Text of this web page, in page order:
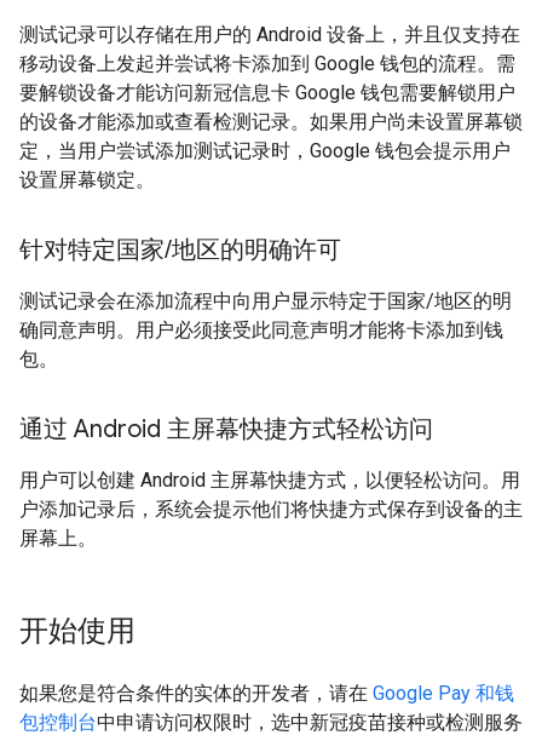
测试记录可以存储在用户的 Android 设备上，并且仅支持在
移动设备上发起并尝试将卡添加到 Google 钱包的流程。需
要解锁设备才能访问新冠信息卡 Google 钱包需要解锁用户
的设备才能添加或查看检测记录。如果用户尚未设置屏幕锁
定，当用户尝试添加测试记录时，Google 钱包会提示用户
设置屏幕锁定。
针对特定国家/地区的明确许可
测试记录会在添加流程中向用户显示特定于国家/地区的明
确同意声明。用户必须接受此同意声明才能将卡添加到钱
包。
通过 Android 主屏幕快捷方式轻松访问
用户可以创建 Android 主屏幕快捷方式，以便轻松访问。用
户添加记录后，系统会提示他们将快捷方式保存到设备的主
屏幕上。
开始使用
如果您是符合条件的实体的开发者，请在 Google Pay 和钱
包控制台中申请访问权限时，选中新冠疫苗接种或检测服务